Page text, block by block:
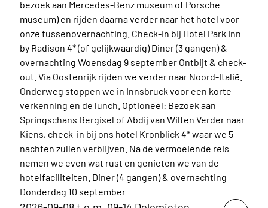
bezoek aan Mercedes-Benz museum of Porsche
museum) en rijden daarna verder naar het hotel voor
onze tussenovernachting. Check-in bij Hotel Park Inn
by Radison 4* (of gelijkwaardig) Diner (3 gangen) &
overnachting Woensdag 9 september Ontbijt & check-
out. Via Oostenrijk rijden we verder naar Noord-Italië.
Onderweg stoppen we in Innsbruck voor een korte
verkenning en de lunch. Optioneel: Bezoek aan
Springschans Bergisel of Abdij van Wilten Verder naar
Kiens, check-in bij ons hotel Kronblick 4* waar we 5
nachten zullen verblijven. Na de vermoeiende reis
nemen we even wat rust en genieten we van de
hotelfaciliteiten. Diner (4 gangen) & overnachting
Donderdag 10 september